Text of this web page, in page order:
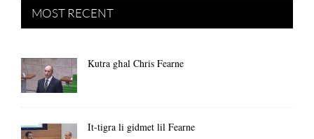
MOST RECENT
Kutra għal Chris Fearne
It-tigra li gidmet lil Fearne